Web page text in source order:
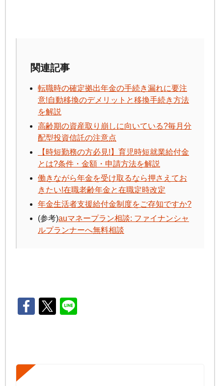
関連記事
転職時の確定拠出年金の手続き漏れに要注
意!自動移換のデメリットと移換手続き方法
を解説
高齢期の資産取り崩しに向いている?毎月分
配型投資信託の注意点
【時短勤務の方必見!】育児時短就業給付金
とは?条件・金額・申請方法を解説
働きながら年金を受け取るなら押さえてお
きたい!在職老齢年金と在職定時改定
年金生活者支援給付金制度をご存知ですか?
(参考)auマネープラン相談: ファイナンシャ
ルプランナーへ無料相談